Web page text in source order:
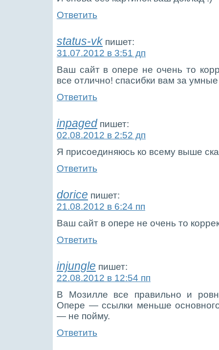
Ответить
status-vk пишет:
31.07.2012 в 3:51 дп
Ваш сайт в опере не очень то
все отлично! спасибки вам за
Ответить
inpaged пишет:
02.08.2012 в 2:52 дп
Я присоединяюсь ко всему выше
Ответить
dorice пишет:
21.08.2012 в 6:24 пп
Ваш сайт в опере не очень то
Ответить
injungle пишет:
22.08.2012 в 12:54 пп
В Мозилле все правильно и
Опере — ссылки меньше
— не пойму.
Ответить